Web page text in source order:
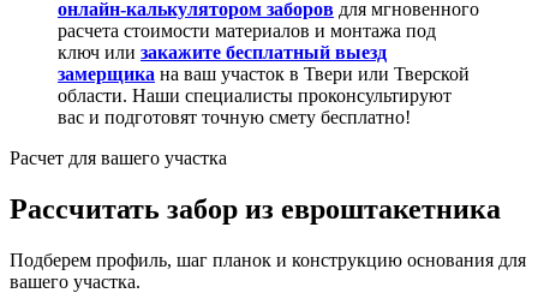
онлайн-калькулятором заборов для мгновенного
расчета стоимости материалов и монтажа под
ключ или закажите бесплатный выезд
замерщика на ваш участок в Твери или Тверской
области. Наши специалисты проконсультируют
вас и подготовят точную смету бесплатно!
Расчет для вашего участка
Рассчитать забор из евроштакетника
Подберем профиль, шаг планок и конструкцию основания для
вашего участка.